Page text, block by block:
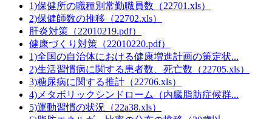
1)保健所の職種別常勤職員数（22701.xls）
2)保健師数の推移（22702.xls）
肝炎対策（22010219.pdf）
健康づくり対策（22010220.pdf）
1)全国の自治体における健康増進計画の策定状...
2)生活習慣病に関する患者数、死亡数（22705.xls）
3)糖尿病に関する推計（22706.xls）
4)メタボリックシンドローム（内臓脂肪症候群...
5)運動習慣の状況（22a38.xls）